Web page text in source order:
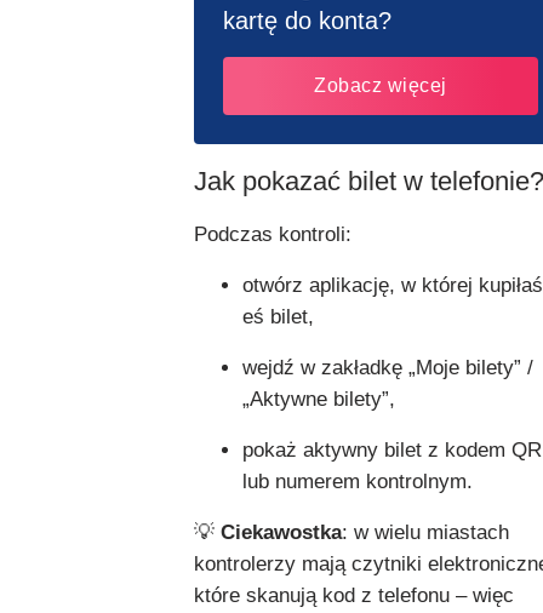
kartę do konta?
Zobacz więcej
Jak pokazać bilet w telefonie?
Podczas kontroli:
otwórz aplikację, w której
eś bilet,
wejdź w zakładkę „Moje bilety” /
„Aktywne bilety”,
pokaż aktywny bilet z kodem QR
lub numerem kontrolnym.
💡 Ciekawostka: w wielu miastach
kontrolerzy mają czytniki
które skanują kod z telefonu – więc